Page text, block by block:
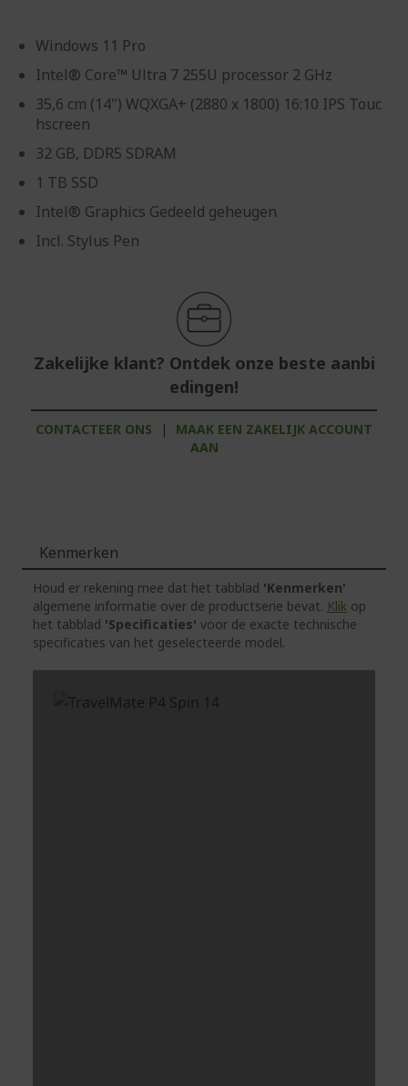
Windows 11 Pro
Intel® Core™ Ultra 7 255U processor 2 GHz
35,6 cm (14") WQXGA+ (2880 x 1800) 16:10 IPS Touc
hscreen
32 GB, DDR5 SDRAM
1 TB SSD
Intel® Graphics Gedeeld geheugen
Incl. Stylus Pen
Zakelijke klant? Ontdek onze beste aanbi
edingen!
CONTACTEER ONS |
MAAK EEN ZAKELIJK ACCOUNT
AAN
Kenmerken
Houd er rekening mee dat het tabblad 'Kenmerken'
algemene informatie over de productserie bevat. Klik op
het tabblad 'Specificaties' voor de exacte technische
specificaties van het geselecteerde model.